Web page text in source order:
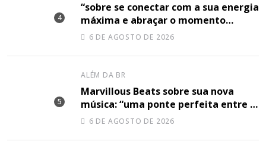
“sobre se conectar com a sua energia
máxima e abraçar o momento
plenamente”, disse Shery M sobre
6 DE AGOSTO DE 2026
ALÉM DA BR
Marvillous Beats sobre sua nova
música: “uma ponte perfeita entre o
hip-hop underground e a elegância
6 DE AGOSTO DE 2026